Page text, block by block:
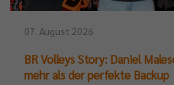
07. August 2026
BR Volleys Story: Daniel
mehr als der perfekte Backup